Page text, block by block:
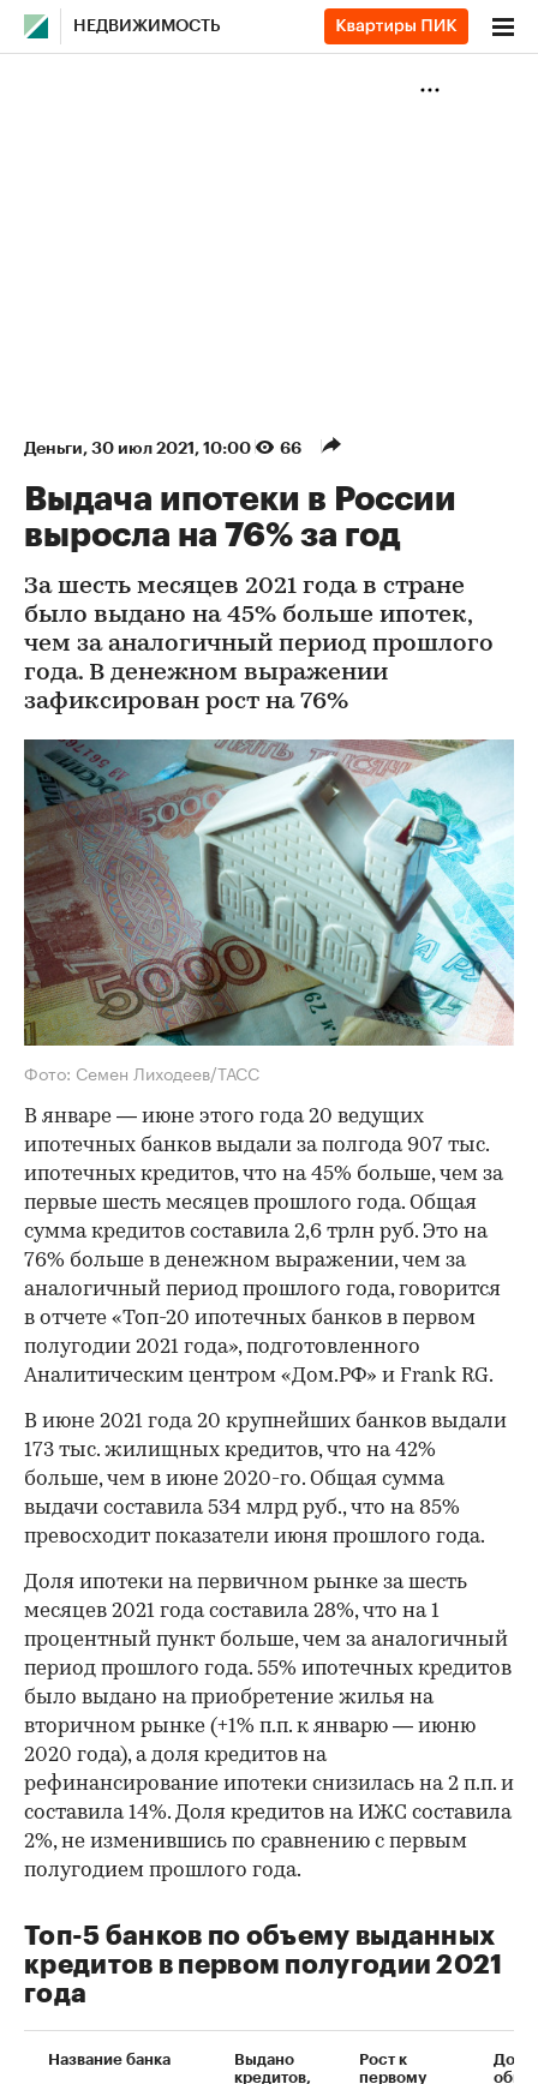
НЕДВИЖИМОСТЬ
Деньги⁠, 30 июл 2021, 10:00 66
Выдача ипотеки в России
выросла на 76% за год
За шесть месяцев 2021 года в стране
было выдано на 45% больше ипотек,
чем за аналогичный период прошлого
года. В денежном выражении
зафиксирован рост на 76%
Фото: Семен Лиходеев/ТАСС
В январе — июне этого года 20 ведущих
ипотечных банков выдали за полгода 907 тыс.
ипотечных кредитов, что на 45% больше, чем за
первые шесть месяцев прошлого года. Общая
сумма кредитов составила 2,6 трлн руб. Это на
76% больше в денежном выражении, чем за
аналогичный период прошлого года, говорится
в отчете «Топ-20 ипотечных банков в первом
полугодии 2021 года», подготовленного
Аналитическим центром «Дом.РФ» и Frank RG.
В июне 2021 года 20 крупнейших банков выдали
173 тыс. жилищных кредитов, что на 42%
больше, чем в июне 2020-го. Общая сумма
выдачи составила 534 млрд руб., что на 85%
превосходит показатели июня прошлого года.
Доля ипотеки на первичном рынке за шесть
месяцев 2021 года составила 28%, что на 1
процентный пункт больше, чем за аналогичный
период прошлого года. 55% ипотечных кредитов
было выдано на приобретение жилья на
вторичном рынке (+1% п.п. к январю — июню
2020 года), а доля кредитов на
рефинансирование ипотеки снизилась на 2 п.п. и
составила 14%. Доля кредитов на ИЖС составила
2%, не изменившись по сравнению с первым
полугодием прошлого года.
Топ-5 банков по объему выданных
кредитов в первом полугодии 2021
года
Название банка
Выдано
кредитов,
Рост к
первому
Доля